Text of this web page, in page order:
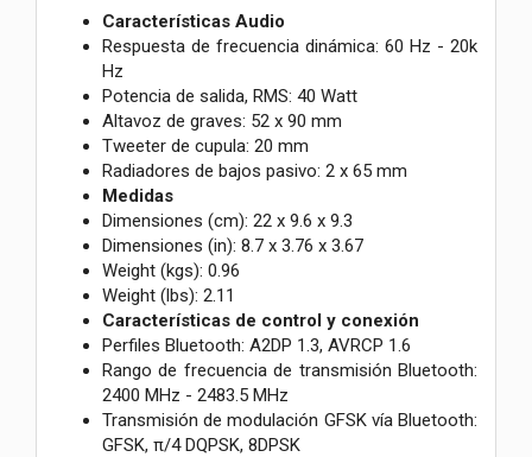
Características Audio
Respuesta de frecuencia dinámica: 60 Hz - 20k
Hz
Potencia de salida, RMS: 40 Watt
Altavoz de graves: 52 x 90 mm
Tweeter de cupula: 20 mm
Radiadores de bajos pasivo: 2 x 65 mm
Medidas
Dimensiones (cm): 22 x 9.6 x 9.3
Dimensiones (in): 8.7 x 3.76 x 3.67
Weight (kgs): 0.96
Weight (lbs): 2.11
Características de control y conexión
Perfiles Bluetooth: A2DP 1.3, AVRCP 1.6
Rango de frecuencia de transmisión Bluetooth:
2400 MHz - 2483.5 MHz
Transmisión de modulación GFSK vía Bluetooth:
GFSK, π/4 DQPSK, 8DPSK